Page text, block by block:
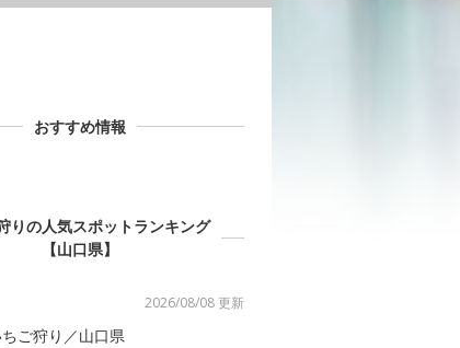
おすすめ情報
りの人気スポットランキング
【山口県】
2026/08/08 更新
ご狩り／山口県